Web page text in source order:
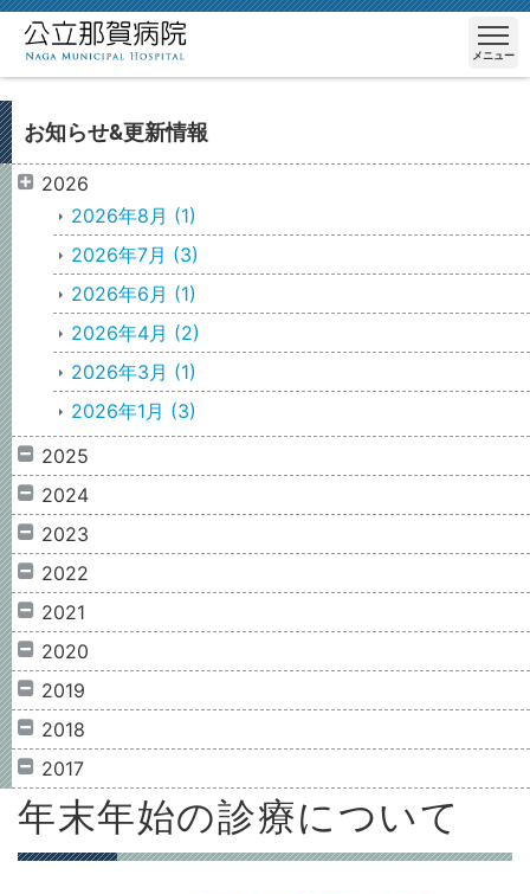
メニュー
お知らせ&更新情報
2026
2026年8月 (1)
2026年7月 (3)
2026年6月 (1)
2026年4月 (2)
2026年3月 (1)
2026年1月 (3)
2025
2024
2023
2022
2021
2020
2019
2018
2017
年末年始の診療について